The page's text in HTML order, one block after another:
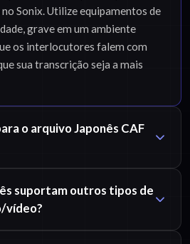
Sonix. Utilize equipamentos de
grave em um ambiente
os interlocutores falem com
sua transcrição seja a mais
o arquivo Japonês CAF
suportam outros tipos de
vídeo?